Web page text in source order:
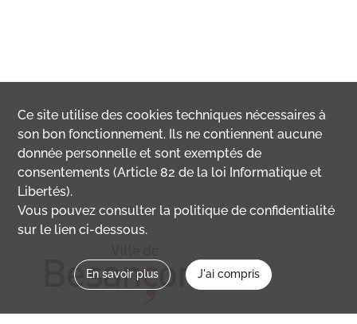
Ce site utilise descookies techniques nécessaires à
son bon fonctionnement. Ils ne contiennent aucune
donnée personnelle et sont exemptés de
consentements (Article 82 de la loi Informatique et
Libertés).
Vous pouvez consulter la politique de confidentialité
sur le lien ci-dessous.
En savoir plus J'ai compris